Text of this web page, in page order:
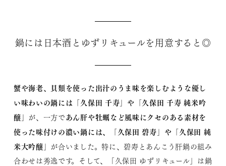
鍋には日本酒とゆずリキュールを用意すると◎
蟹や海老、貝類を使った出汁のうま味を楽しむような優し
い味わいの鍋には「久保田 千寿」や「久保田 千寿 純米吟
醸」 が、一方であん肝や牡蠣など風味にクセのある素材を
使った味付けの濃い鍋には、「久保田 碧寿」や「久保田 純
米大吟醸」 が合いました。特に、碧寿とあんこう肝鍋の組み
合わせは秀逸です。そして、「久保田 ゆずリキュール」は鍋